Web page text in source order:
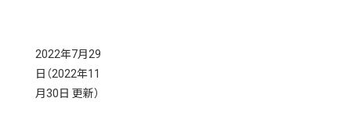
2022年7月29
日 （2022年11
月30日 更新）